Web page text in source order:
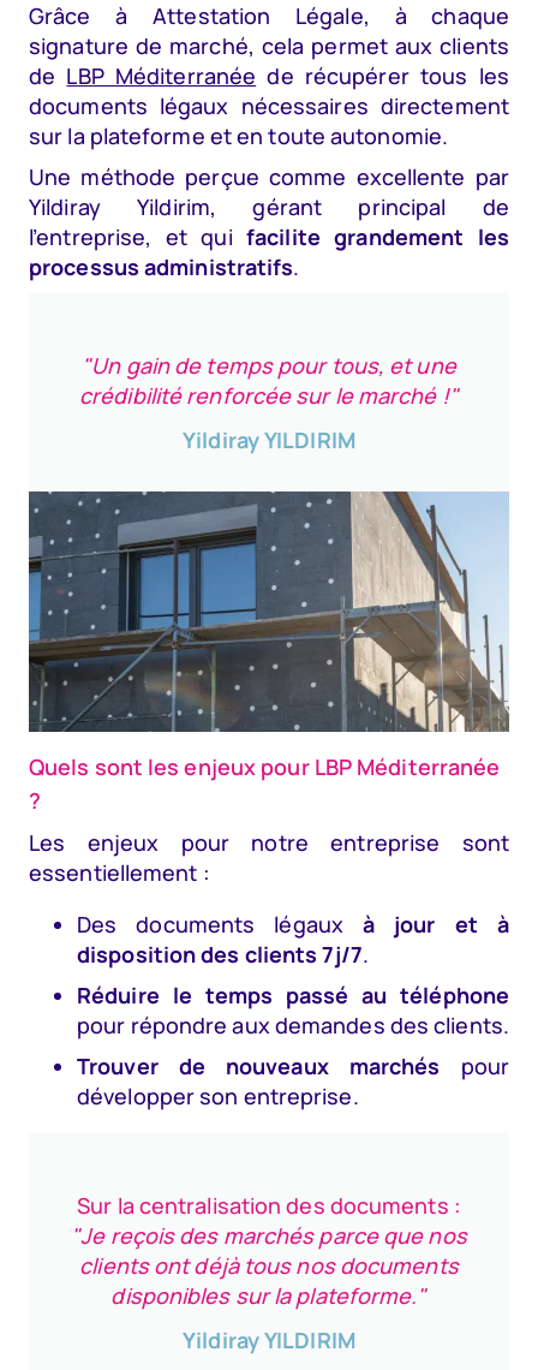
Grâce à Attestation Légale, à chaque
signature de marché, cela permet aux clients
de LBP Méditerranée de récupérer tous les
documents légaux nécessaires directement
sur la plateforme et en toute autonomie.
Une méthode perçue comme excellente par
Yildiray Yildirim, gérant principal de
l’entreprise, et quifacilite grandement les
processus administratifs.
"Un gain de temps pour tous, et une
crédibilité renforcée sur le marché !"
Yildiray YILDIRIM
Quels sont les enjeux pour LBP Méditerranée
?
Les enjeux pour notre entreprise sont
essentiellement :
Des documents légaux à jour et à
disposition des clients 7j/7.
Réduire le temps passé au téléphone
pour répondre aux demandes des clients.
Trouver de nouveaux marchés pour
développer son entreprise.
Sur la centralisation des documents :
"Je reçois des marchés parce que nos
clients ont déjà tous nos documents
disponibles sur la plateforme."
Yildiray YILDIRIM